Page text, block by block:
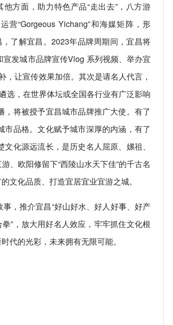
方面，助力特色产品“走出去”，八方游
“Gorgeous Yichang”和海媒矩阵，形
了解宜昌。2023年品牌周期间，宜昌将
发城市品牌宣传Vlog 系列视频、举办宜
让宣传效果加倍。其次是请名人代言，
选，在世界体坛或全国各行业有广泛影响
将被授予宜昌城市品牌推广大使。有了
品格。文化赋予城市深厚的内涵，有了
化源远流长，是历史名人屈原、嫘祖、
、欧阳修留下“西陵山水天下佳”的千古名
化品质、打造宜居宜业宜游之城。
，推介宜昌“好山好水、好人好事、好产
”，放大用好名人效应，牢牢抓住文化根
代的光彩，未来拥有无限可能。